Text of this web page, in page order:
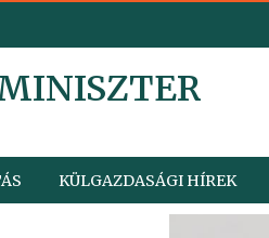
KÜLGAZDASÁGI HÍREK